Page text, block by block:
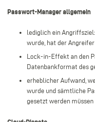
Passwort-Manager allgemein
lediglich ein
wurde, hat der
Lock-in-Effekt an den
Datenbankformat des
erheblicher Aufwand,
wurde und sämtliche
gesetzt werden müssen